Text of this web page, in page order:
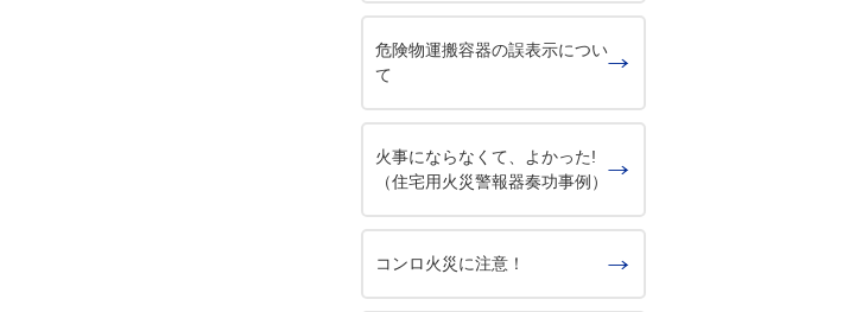
危険物運搬容器の誤表示につい
て
火事にならなくて、よかった!
（住宅用火災警報器奏功事例）
コンロ火災に注意！